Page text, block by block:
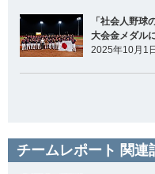
「社会人野球
大会金メダル
2025年10月1日
チームレポート 関連